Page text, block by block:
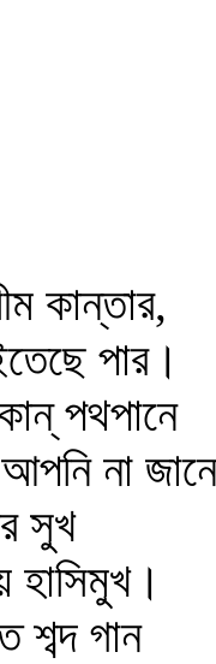
কান্তার,
পার।
পথপানে
না
সুখ
হাসিমুখ।
গান